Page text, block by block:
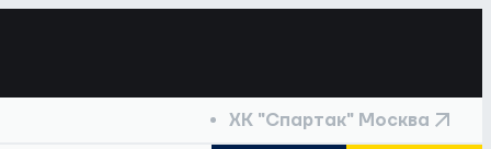
ХК "Спартак" Москва